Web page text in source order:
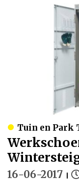
Tuin en Park
16-06-2017